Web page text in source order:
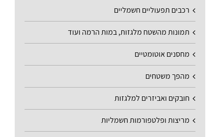
רכבים תפעוליים חשמליים
תמונות מהשטח מלגזות, במות הרמה ועוד
מחסנים אוטומטיים
מהפך משטחים
חובקים ואביזרים למלגזות
מריצות ופלטפורמות חשמליות